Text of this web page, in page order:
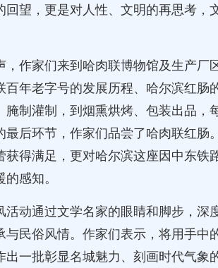
回望，更是对人性、文明的再思考，
，作家们来到哈肉联博物馆及生产厂
百年老字号的发展历程、哈尔滨红肠
腌制灌制，到烟熏烘烤、包装出品，
最后环节，作家们品尝了哈肉联红肠
获得满足，更对哈尔滨这座因中东铁
感知。
活动通过文学名家的眼睛和脚步，深
与民俗风情。作家们表示，将用手中
出一批彰显名城魅力、刻画时代气象